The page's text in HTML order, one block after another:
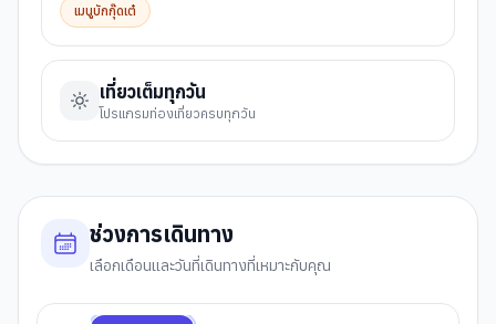
เมนูบักกุ๊ดเต๋
เที่ยวเต็มทุกวัน
โปรแกรมท่องเที่ยวครบทุกวัน
ช่วงการเดินทาง
เลือกเดือนและวันที่เดินทางที่เหมาะกับคุณ